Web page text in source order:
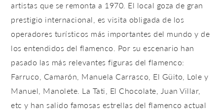
artistas que se remonta a 1970. El local goza de gran
prestigio internacional, es visita obligada de los
operadores turísticos más importantes del mundo y de
los entendidos del flamenco. Por su escenario han
pasado las más relevantes figuras del flamenco:
Farruco, Camarón, Manuela Carrasco, El Güito, Lole y
Manuel, Manolete. La Tati, El Chocolate, Juan Villar,
etc y han salido famosas estrellas del flamenco actual